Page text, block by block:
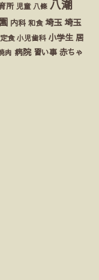
所 児童 八條 八潮
内科 和食 埼玉 埼玉
定食 小児歯科 小学生 居
肉 病院 習い事 赤ちゃ